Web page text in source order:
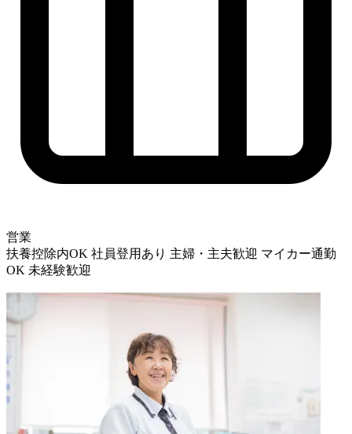
営業
扶養控除内OK 社員登用あり 主婦・主夫歓迎 マイカー通勤
OK 未経験歓迎